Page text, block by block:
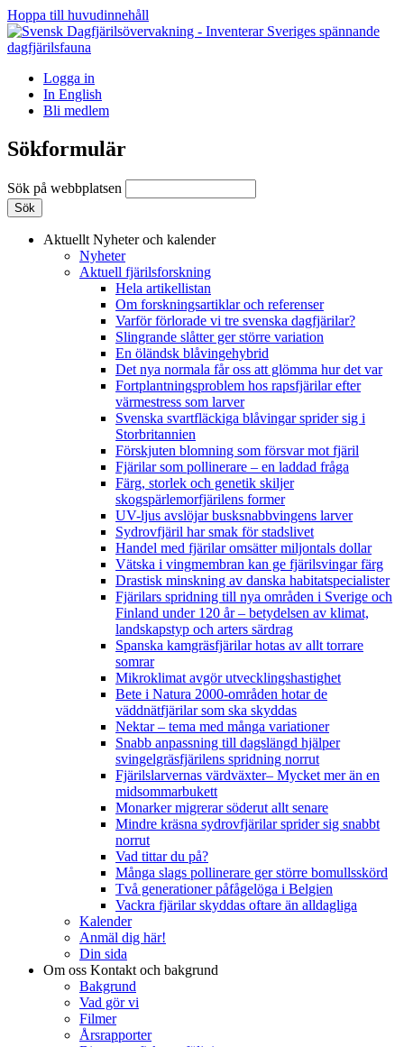
Hoppa till huvudinnehåll
Logga in
In English
Bli medlem
Sökformulär
Sök på webbplatsen
Aktuellt Nyheter och kalender
Nyheter
Aktuell fjärilsforskning
Hela artikellistan
Om forskningsartiklar och referenser
Varför förlorade vi tre svenska dagfjärilar?
Slingrande slåtter ger större variation
En öländsk blåvingehybrid
Det nya normala får oss att glömma hur det var
Fortplantningsproblem hos rapsfjärilar efter
värmestress som larver
Svenska svartfläckiga blåvingar sprider sig i
Storbritannien
Förskjuten blomning som försvar mot fjäril
Fjärilar som pollinerare – en laddad fråga
Färg, storlek och genetik skiljer
skogspärlemorfjärilens former
UV-ljus avslöjar busksnabbvingens larver
Sydrovfjäril har smak för stadslivet
Handel med fjärilar omsätter miljontals dollar
Vätska i vingmembran kan ge fjärilsvingar färg
Drastisk minskning av danska habitatspecialister
Fjärilars spridning till nya områden i Sverige och
Finland under 120 år– betydelsen av klimat,
landskapstyp och arters särdrag
Spanska kamgräsfjärilar hotas av allt torrare
somrar
Mikroklimat avgör utvecklingshastighet
Bete i Natura 2000-områden hotar de
väddnätfjärilar som ska skyddas
Nektar – tema med många variationer
Snabb anpassning till dagslängd hjälper
svingelgräsfjärilens spridning norrut
Fjärilslarvernas värdväxter– Mycket mer än en
midsommarbukett
Monarker migrerar söderut allt senare
Mindre kräsna sydrovfjärilar sprider sig snabbt
norrut
Vad tittar du på?
Många slags pollinerare ger större bomullsskörd
Två generationer påfågelöga i Belgien
Vackra fjärilar skyddas oftare än alldagliga
Kalender
Anmäl dig här!
Din sida
Om oss Kontakt och bakgrund
Bakgrund
Vad gör vi
Filmer
Årsrapporter